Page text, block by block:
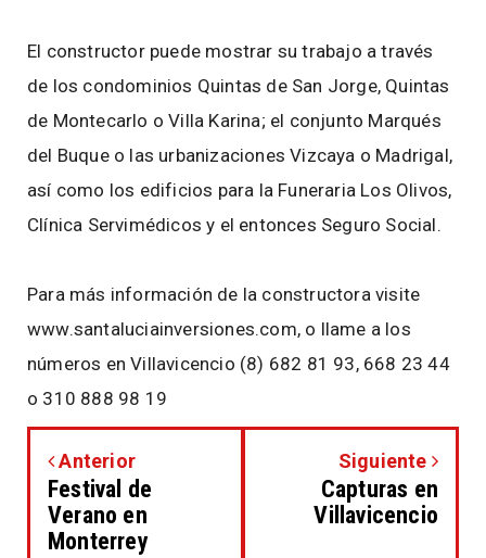
El constructor puede mostrar su trabajo a través
de los condominios Quintas de San Jorge, Quintas
de Montecarlo o Villa Karina; el conjunto Marqués
del Buque o las urbanizaciones Vizcaya o Madrigal,
así como los edificios para la Funeraria Los Olivos,
Clínica Servimédicos y el entonces Seguro Social.
Para más información de la constructora visite
www.santaluciainversiones.com, o llame a los
números en Villavicencio (8) 682 81 93, 668 23 44
o 310 888 98 19
Anterior
Festival de
Verano en
Monterrey
Siguiente
Capturas en
Villavicencio